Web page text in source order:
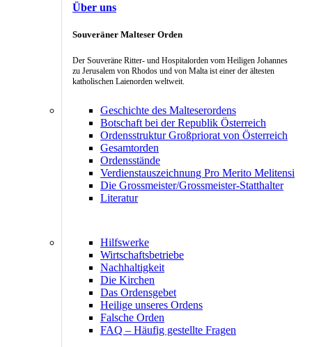
Über uns
Souveräner Malteser Orden
Der Souveräne Ritter- und Hospitalorden vom Heiligen Johannes
zu Jerusalem von Rhodos und von Malta ist einer der ältesten
katholischen Laienorden weltweit.
Geschichte des Malteserordens
Botschaft bei der Republik Österreich
Ordensstruktur Großpriorat von Österreich
Gesamtorden
Ordensstände
Verdienstauszeichnung Pro Merito Melitensi
Die Grossmeister/Grossmeister-Statthalter
Literatur
Hilfswerke
Wirtschaftsbetriebe
Nachhaltigkeit
Die Kirchen
Das Ordensgebet
Heilige unseres Ordens
Falsche Orden
FAQ – Häufig gestellte Fragen